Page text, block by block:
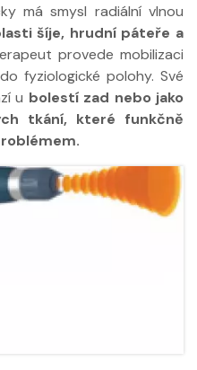
má smysl radiální vlnou
šíje, hrudní páteře a
provede mobilizaci
fyziologické polohy. Své
u bolestí zad nebo jako
tkání, které funkčně